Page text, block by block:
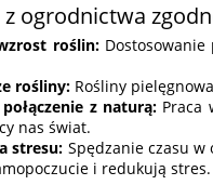
z ogrodnictwa
roślin:Dostosowanie
rośliny: Rośliny
połączenie z naturą: Praca
nas świat.
stresu: Spędzanie czasu
i redukują stres.